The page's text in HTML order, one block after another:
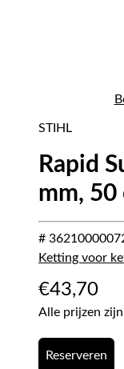
STIHL
Rapid
mm, 50
#
Ketting voor
€43,70
Alle prijzen
Reserveren